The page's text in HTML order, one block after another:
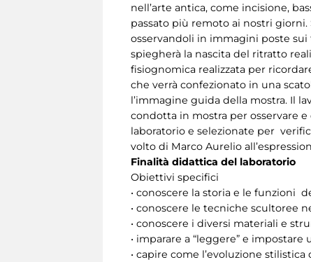
nell’arte antica, come incisione,
passato più remoto ai nostri
osservandoli in immagini poste sui
spiegherà la nascita del ritratto
fisiognomica realizzata per
che verrà confezionato in una
l’immagine guida della mostra. Il
condotta in mostra per osservare
laboratorio e selezionate per
volto di Marco Aurelio
Finalità didattica del laboratorio
Obiettivi specifici
• conoscere la storia e le funzioni
• conoscere le tecniche scultoree
• conoscere i diversi materiali e
• imparare a “leggere” e
• capire come l’evoluzione